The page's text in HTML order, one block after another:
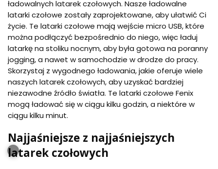
ładowalnych latarek czołowych. Nasze ładowalne
latarki czołowe zostały zaprojektowane, aby ułatwić Ci
życie. Te latarki czołowe mają wejście micro USB, które
można podłączyć bezpośrednio do niego, więc ładuj
latarkę na stoliku nocnym, aby była gotowa na poranny
jogging, a nawet w samochodzie w drodze do pracy.
Skorzystaj z wygodnego ładowania, jakie oferuje wiele
naszych latarek czołowych, aby uzyskać bardziej
niezawodne źródło światła. Te latarki czołowe Fenix
mogą ładować się w ciągu kilku godzin, a niektóre w
ciągu kilku minut.
Najjaśniejsze z najjaśniejszych
latarek czołowych